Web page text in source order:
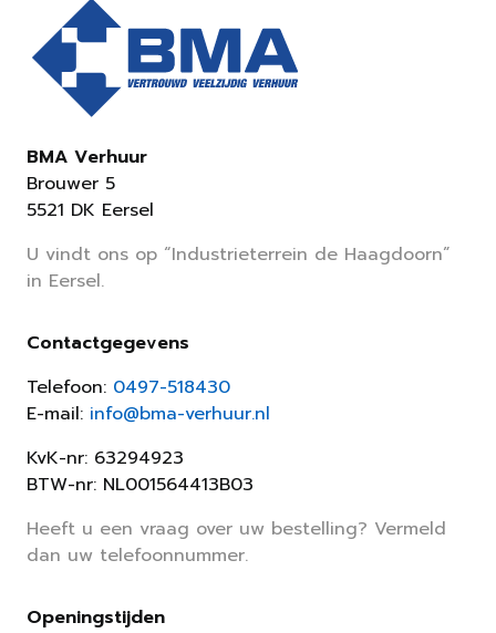
BMA Verhuur
Brouwer 5
5521 DK Eersel
U vindt ons op “Industrieterrein de Haagdoorn”
in Eersel.
Contactgegevens
Telefoon: 0497-518430
E-mail: info@bma-verhuur.nl
KvK-nr: 63294923
BTW-nr: NL001564413B03
Heeft u een vraag over uw bestelling? Vermeld
dan uw telefoonnummer.
Openingstijden